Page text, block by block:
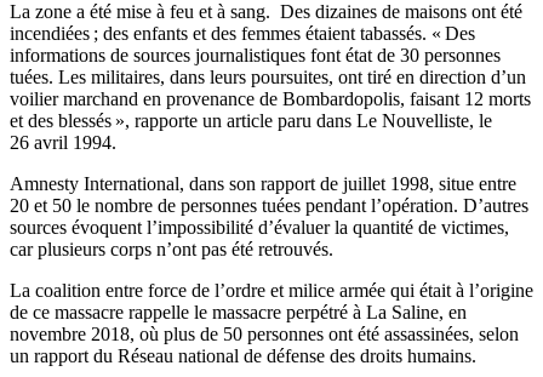
La zone a été mise à feu et à sang. Des dizaines de maisons ont été
incendiées ; des enfants et des femmes étaient tabassés. « Des
informations de sources journalistiques font état de 30 personnes
tuées. Les militaires, dans leurs poursuites, ont tiré en direction d’un
voilier marchand en provenance de Bombardopolis, faisant 12 morts
et des blessés », rapporte un article paru dans Le Nouvelliste, le
26 avril 1994.
Amnesty International, dans son rapport de juillet 1998, situe entre
20 et 50 le nombre de personnes tuées pendant l’opération. D’autres
sources évoquent l’impossibilité d’évaluer la quantité de victimes,
car plusieurs corps n’ont pas été retrouvés.
La coalition entre force de l’ordre et milice armée qui était à l’origine
de ce massacre rappelle le massacre perpétré à La Saline, en
novembre 2018, où plus de 50 personnes ont été assassinées, selon
un rapport du Réseau national de défense des droits humains.